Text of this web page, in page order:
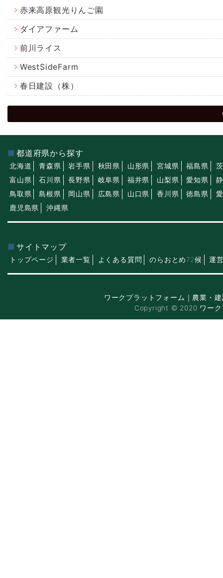
赤来高原観光りんご園
ダイアファーム
前川ライス
WestSideFarm
春日建設（株）
都道府県から探す
北海道 青森県 岩手県 秋田県 山形県 宮城県 福島県
富山県
石川県 長野県 岐阜県 福井県 山梨県 愛知県
鳥取県
島根県 岡山県 広島県 山口県 香川県 徳島県
鹿児島県
沖縄県
サイトマップ
トップページ 業者一覧 よくある質問 のらおとめ72候 運
ワークプラットフォーム｜農業・
Copyright © 2020 ワーク